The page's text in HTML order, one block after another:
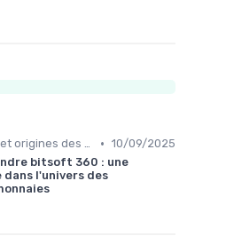
Histoire et origines des cryptomonnaies • 10/09/2025
bitsoft 360 : une
dans l'univers des